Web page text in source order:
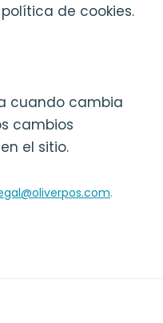
de cookies.
cuando cambia
cambios
el sitio.
.